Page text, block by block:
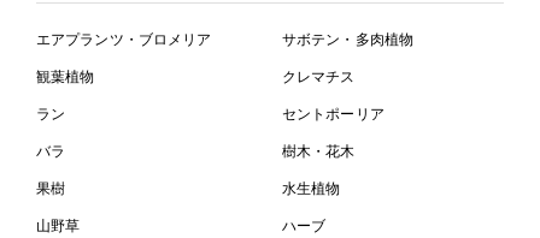
エアプランツ・ブロメリア サボテン・多肉植物
観葉植物 クレマチス
ラン セントポーリア
バラ 樹木・花木
果樹 水生植物
山野草 ハーブ